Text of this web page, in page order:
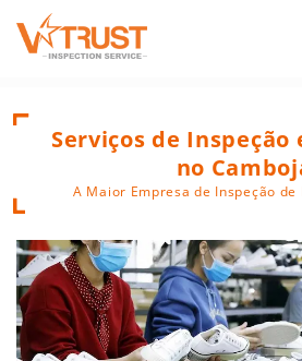
Serviços de
no
A Maior Empresa de Inspeção de